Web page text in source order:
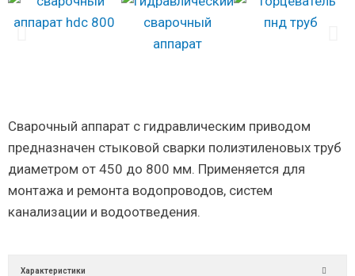
Сварочный аппарат с гидравлическим приводом
предназначен стыковой сварки полиэтиленовых труб
диаметром от 450 до 800 мм. Применяется для
монтажа и ремонта водопроводов, систем
канализации и водоотведения.
Характеристики